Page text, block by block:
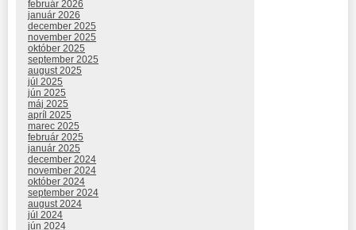
február 2026
január 2026
december 2025
november 2025
október 2025
september 2025
august 2025
júl 2025
jún 2025
máj 2025
apríl 2025
marec 2025
február 2025
január 2025
december 2024
november 2024
október 2024
september 2024
august 2024
júl 2024
jún 2024